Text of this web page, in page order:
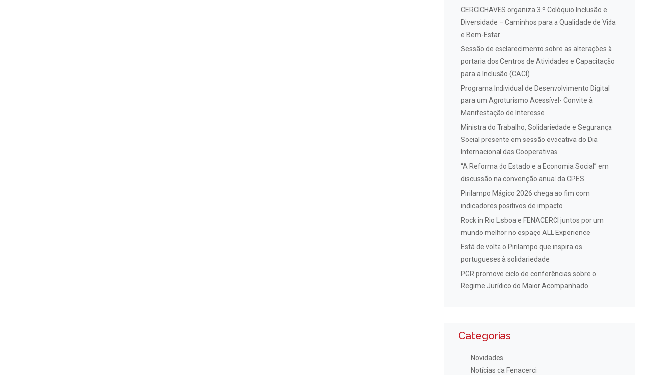
CERCICHAVES organiza 3.º Colóquio Inclusão e
Diversidade – Caminhos para a Qualidade de Vida
e Bem-Estar
Sessão de esclarecimento sobre as alterações à
portaria dos Centros de Atividades e Capacitação
para a Inclusão (CACI)
Programa Individual de Desenvolvimento Digital
para um Agroturismo Acessível- Convite à
Manifestação de Interesse
Ministra do Trabalho, Solidariedade e Segurança
Social presente em sessão evocativa do Dia
Internacional das Cooperativas
“A Reforma do Estado e a Economia Social” em
discussão na convenção anual da CPES
Pirilampo Mágico 2026 chega ao fim com
indicadores positivos de impacto
Rock in Rio Lisboa e FENACERCI juntos por um
mundo melhor no espaço ALL Experience
Está de volta o Pirilampo que inspira os
portugueses à solidariedade
PGR promove ciclo de conferências sobre o
Regime Jurídico do Maior Acompanhado
Categorias
Novidades
Notícias da Fenacerci